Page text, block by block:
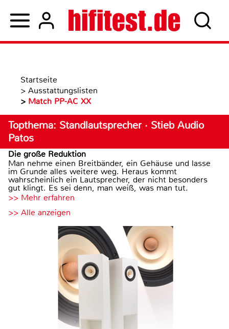
Startseite
> Ausstattungslisten
> Match PP-AC XX
Topthema: Standlautsprecher · Stieb Audio
Patos
Die große Reduktion
Man nehme einen Breitbänder, ein Gehäuse und lasse
im Grunde alles weitere weg. Heraus kommt
wahrscheinlich ein Lautsprecher, der nicht besonders
gut klingt. Es sei denn, man weiß, was man tut.
>> Mehr erfahren
>> Alle anzeigen